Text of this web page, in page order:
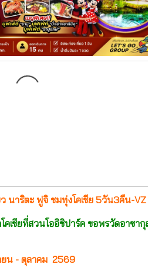
ว นาริตะ ฟูจิ ชมทุ่งโคเชีย 5วัน3คืน-VZ
คเชียที่สวนโออิชิปาร์ค ขอพรวัดอาซา
น - ตุลาคม 2569